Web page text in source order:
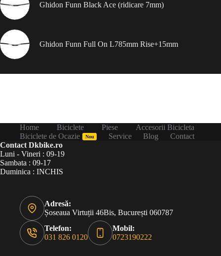
Ghidon Funn Black Ace (ridicare 7mm)
Ghidon Funn Full On L785mm Rise+15mm
Home Biciclete Piese
Accesorii Bicicleta
Biciclete de Ocazie
Nou Service Blog
Contact
Contact Dkbike.ro
Luni - Vineri : 09-19
Sambata : 09-17
Duminica : INCHIS
Adresă:
Șoseaua Virtuții 46Bis, București 060787
Telefon:
031 826 0120
Mobil:
0723190222